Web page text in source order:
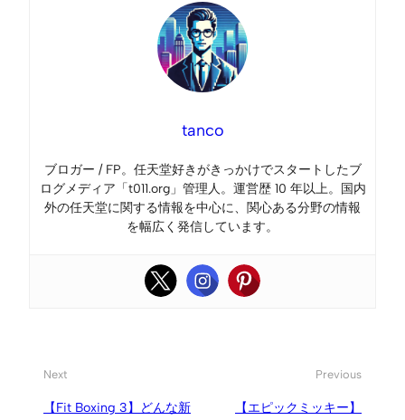
tanco
ブロガー / FP。任天堂好きがきっかけでスタートしたブ
ログメディア「t011.org」管理人。運営歴 10 年以上。国内
外の任天堂に関する情報を中心に、関心ある分野の情報
を幅広く発信しています。
Next
【Fit Boxing 3】どんな新
Previous
【エピックミッキー】